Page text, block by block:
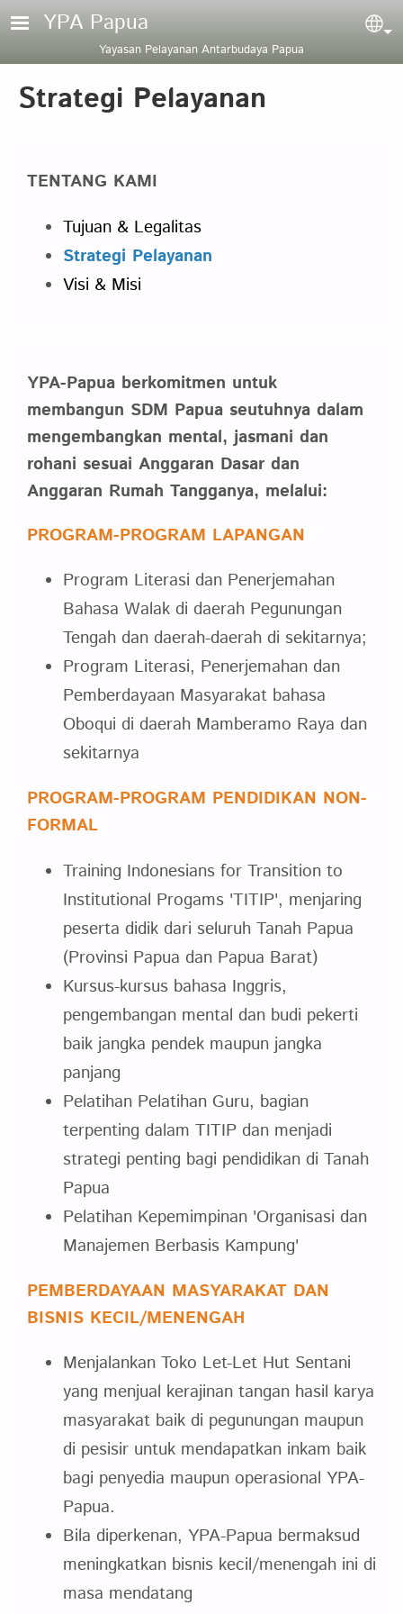
Skip to main content
YPA Papua
Yayasan Pelayanan Antarbudaya Papua
Strategi Pelayanan
TENTANG KAMI
Tujuan & Legalitas
Strategi Pelayanan
Visi & Misi
YPA-Papua berkomitmen untuk
membangun SDM Papua seutuhnya dalam
mengembangkan mental, jasmani dan
rohani sesuai Anggaran Dasar dan
Anggaran Rumah Tangganya, melalui:
PROGRAM-PROGRAM LAPANGAN
Program Literasi dan Penerjemahan
Bahasa Walak di daerah Pegunungan
Tengah dan daerah-daerah di sekitarnya;
Program Literasi, Penerjemahan dan
Pemberdayaan Masyarakat bahasa
Oboqui di daerah Mamberamo Raya dan
sekitarnya
PROGRAM-PROGRAM PENDIDIKAN NON-
FORMAL
Training Indonesians for Transition to
Institutional Progams 'TITIP', menjaring
peserta didik dari seluruh Tanah Papua
(Provinsi Papua dan Papua Barat)
Kursus-kursus bahasa Inggris,
pengembangan mental dan budi pekerti
baik jangka pendek maupun jangka
panjang
Pelatihan Pelatihan Guru, bagian
terpenting dalam TITIP dan menjadi
strategi penting bagi pendidikan di Tanah
Papua
Pelatihan Kepemimpinan 'Organisasi dan
Manajemen Berbasis Kampung'
PEMBERDAYAAN MASYARAKAT DAN
BISNIS KECIL/MENENGAH
Menjalankan Toko Let-Let Hut Sentani
yang menjual kerajinan tangan hasil karya
masyarakat baik di pegunungan maupun
di pesisir untuk mendapatkan inkam baik
bagi penyedia maupun operasional YPA-
Papua.
Bila diperkenan, YPA-Papua bermaksud
meningkatkan bisnis kecil/menengah ini di
masa mendatang